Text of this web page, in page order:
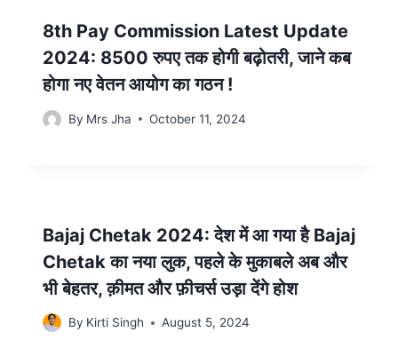
8th Pay Commission Latest Update
2024: 8500 रुपए तक होगी बढ़ोतरी, जाने कब
होगा नए वेतन आयोग का गठन !
By Mrs Jha October 11, 2024
Bajaj Chetak 2024: देश में आ गया है Bajaj
Chetak का नया लुक, पहले के मुकाबले अब और
भी बेहतर, क़ीमत और फ़ीचर्स उड़ा देंगे होश
By Kirti Singh August 5, 2024